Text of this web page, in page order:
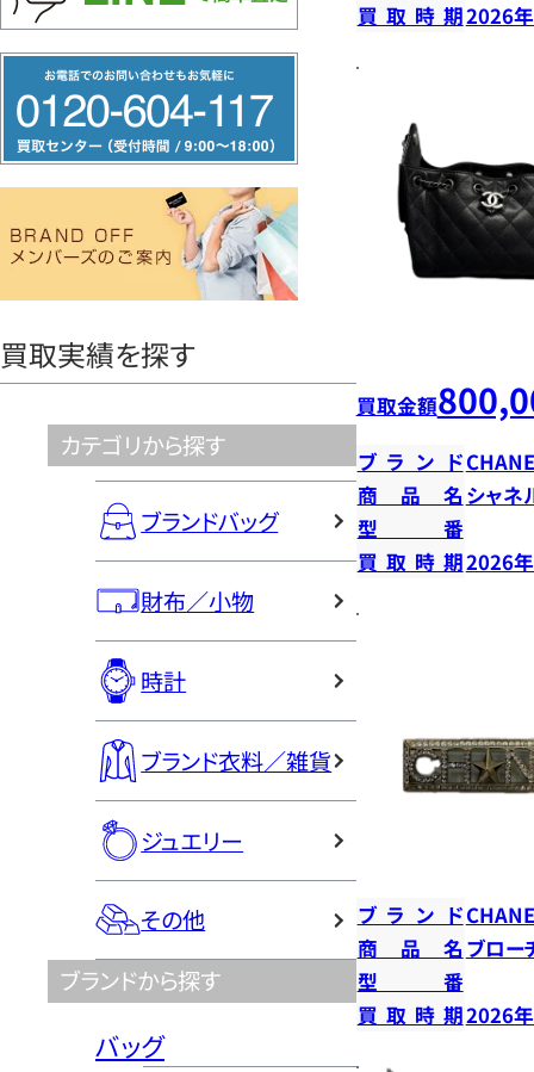
リ
ー
ヤ
買取実績を探す
カテゴリから探す
ブランドバッグ
財布／小物
時計
ブランド衣料／雑貨
ジュエリー
その他
ブランドから探す
バッグ
買取時期2026
買取金額
ブランド
商品名 シャネ
型番
買取時期2026
ブランド
商品名 ブロー
型番
買取時期2026